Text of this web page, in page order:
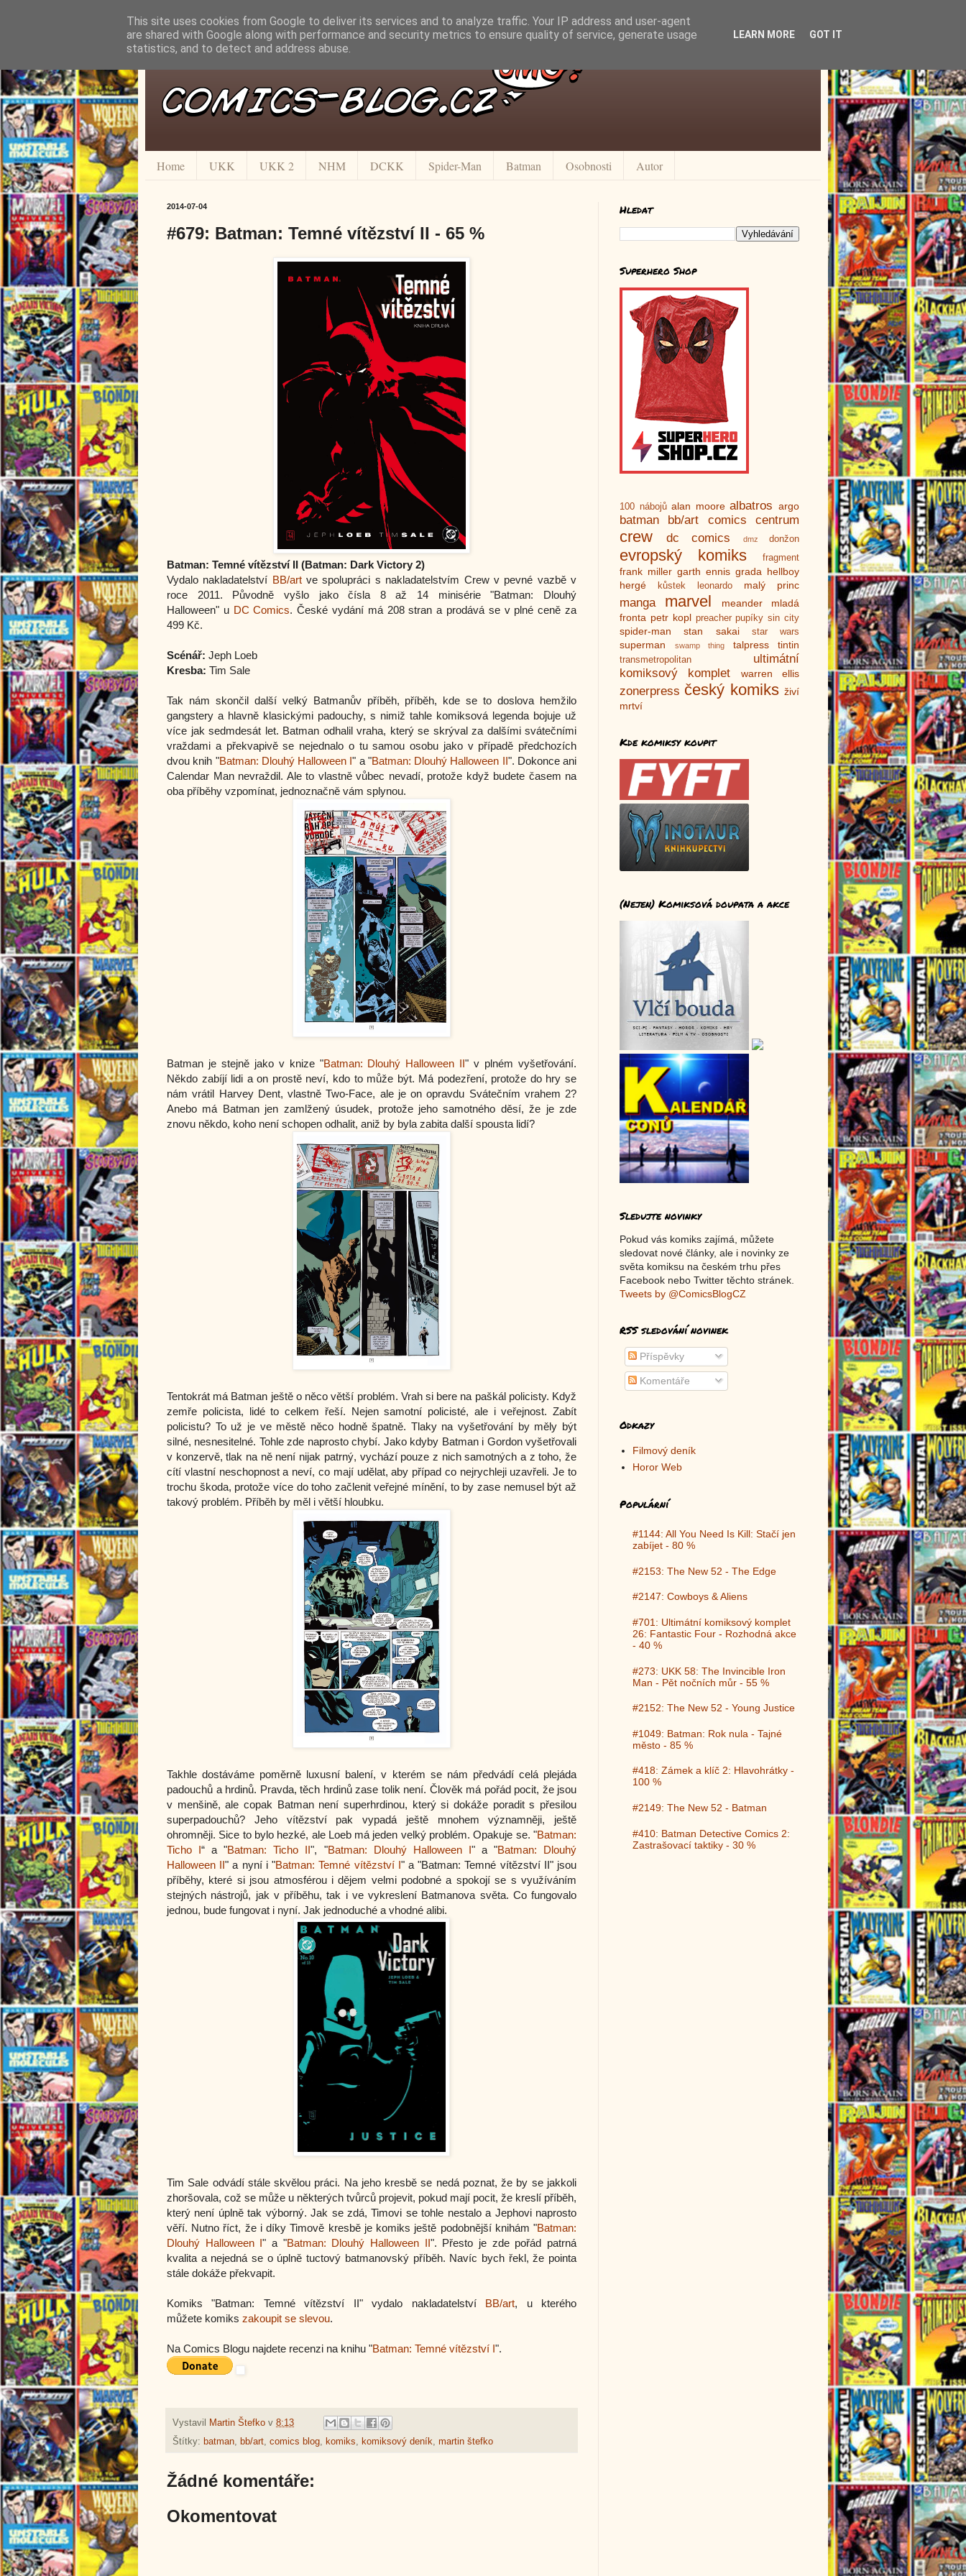
Home UKK UKK 2 NHM DCKK Spider-Man Batman Osobnosti Autor
2014-07-04
#679: Batman: Temné vítězství II - 65 %
Batman: Temné vítězství II (Batman: Dark Victory 2)
Vydalo nakladatelství BB/artve spolupráci s nakladatelstvím Crew v pevné vazbě v
roce 2011. Původně vyšlo jako čísla 8 až 14 minisérie "Batman: Dlouhý
Halloween" u DC Comics. České vydání má 208 stran a prodává se v plné ceně za
499 Kč.
Scénář: Jeph Loeb
Kresba: Tim Sale
Tak nám skončil další velký Batmanův příběh, příběh, kde se to doslova hemžilo
gangstery a hlavně klasickými padouchy, s nimiž tahle komiksová legenda bojuje už
více jak sedmdesát let. Batman odhalil vraha, který se skrýval za dalšími svátečními
vraždami a překvapivě se nejednalo o tu samou osobu jako v případě předchozích
dvou knih "Batman: Dlouhý Halloween I" a "Batman: Dlouhý Halloween II". Dokonce ani
Calendar Man nevraždil. Ale to vlastně vůbec nevadí, protože když budete časem na
oba příběhy vzpomínat, jednoznačně vám splynou.
Batman je stejně jako v knize "Batman: Dlouhý Halloween II" v plném vyšetřování.
Někdo zabíjí lidi a on prostě neví, kdo to může být. Má podezření, protože do hry se
nám vrátil Harvey Dent, vlastně Two-Face, ale je on opravdu Svátečním vrahem 2?
Anebo má Batman jen zamlžený úsudek, protože jeho samotného děsí, že je zde
znovu někdo, koho není schopen odhalit, aniž by byla zabita další spousta lidí?
Tentokrát má Batman ještě o něco větší problém. Vrah si bere na paškál policisty. Když
zemře policista, lidé to celkem řeší. Nejen samotní policisté, ale i veřejnost. Zabít
policistu? To už je ve městě něco hodně špatně. Tlaky na vyšetřování by měly být
silné, nesnesitelné. Tohle zde naprosto chybí. Jako kdyby Batman i Gordon vyšetřovali
v konzervě, tlak na ně není nijak patrný, vychází pouze z nich samotných a z toho, že
cítí vlastní neschopnost a neví, co mají udělat, aby případ co nejrychleji uzavřeli. Je to
trochu škoda, protože více do toho začlenit veřejné mínění, to by zase nemusel být až
takový problém. Příběh by měl i větší hloubku.
Takhle dostáváme poměrně luxusní balení, v kterém se nám předvádí celá plejáda
padouchů a hrdinů. Pravda, těch hrdinů zase tolik není. Člověk má pořád pocit, že jsou
v menšině, ale copak Batman není superhrdinou, který si dokáže poradit s přesilou
superpadouchů? Jeho vítězství pak vypadá ještě mnohem významněji, ještě
ohromněji. Sice to bylo hezké, ale Loeb má jeden velký problém. Opakuje se. "Batman:
Ticho I“ a "Batman: Ticho II", "Batman: Dlouhý Halloween I" a "Batman: Dlouhý
Halloween II" a nyní i "Batman: Temné vítězství I" a "Batman: Temné vítězství II" jsou
příběhy, které si jsou atmosférou i dějem velmi podobné a spokojí se s využíváním
stejných nástrojů, jak v příběhu, tak i ve vykreslení Batmanova světa. Co fungovalo
jednou, bude fungovat i nyní. Jak jednoduché a vhodné alibi.
Tim Sale odvádí stále skvělou práci. Na jeho kresbě se nedá poznat, že by se jakkoli
zhoršovala, což se může u některých tvůrců projevit, pokud mají pocit, že kreslí příběh,
který není úplně tak výborný. Jak se zdá, Timovi se tohle nestalo a Jephovi naprosto
věří. Nutno říct, že i díky Timově kresbě je komiks ještě podobnější knihám "Batman:
Dlouhý Halloween I" a "Batman: Dlouhý Halloween II". Přesto je zde pořád patrná
kvalita a nejedná se o úplně tuctový batmanovský příběh. Navíc bych řekl, že pointa
stále dokáže překvapit.
Komiks "Batman: Temné vítězství II" vydalo nakladatelství BB/art, u kterého
můžete komiks zakoupit se slevou.
Na Comics Blogu najdete recenzi na knihu "Batman: Temné vítězství I".
Vystavil Martin Štefko v 8:13
Štítky: batman, bb/art, comics blog, komiks, komiksový deník, martin štefko
Žádné komentáře:
Okomentovat
Hledat
Superhero Shop
100 nábojů alan moore albatros argo
batman bb/art comics centrum
crew dc comics dmz donžon
evropský komiks fragment
frank miller garth ennis grada hellboy
hergé
kůstek leonardo malý princ
manga marvel meander
mladá
fronta petr kopl preacher pupíky sin city
spider-man stan sakai star wars
superman swamp thing talpress tintin
transmetropolitan
ultimátní
komiksový komplet
warren ellis
zonerpress český komiks živí
mrtví
Kde komiksy koupit
(Nejen) Komiksová doupata a akce
Sledujte novinky
Pokud vás komiks zajímá, můžete
sledovat nové články, ale i novinky ze
světa komiksu na českém trhu přes
Facebook nebo Twitter těchto stránek.
Tweets by @ComicsBlogCZ
RSS sledování novinek
Příspěvky
Komentáře
Odkazy
Filmový deník
Horor Web
Populární
#1144: All You Need Is Kill: Stačí jen
zabíjet - 80 %
#2153: The New 52 - The Edge
#2147: Cowboys & Aliens
#701: Ultimátní komiksový komplet
26: Fantastic Four - Rozhodná akce
- 40 %
#273: UKK 58: The Invincible Iron
Man - Pět nočních můr - 55 %
#2152: The New 52 - Young Justice
#1049: Batman: Rok nula - Tajné
město - 85 %
#418: Zámek a klíč 2: Hlavohrátky -
100 %
#2149: The New 52 - Batman
#410: Batman Detective Comics 2:
Zastrašovací taktiky - 30 %
This site uses cookies from Google to deliver its services and to analyze traffic. Your IP address and user-agent
are shared with Google along with performance and security metrics to ensure quality of service, generate usage
statistics, and to detect and address abuse.
LEARN MORE GOT IT